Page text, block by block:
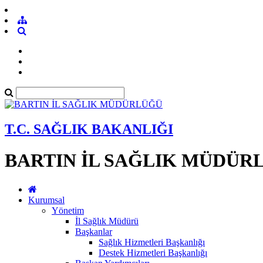
T.C. SAĞLIK BAKANLIĞI
BARTIN İL SAĞLIK
Kurumsal
Yönetim
İl Sağlık Müdürü
Başkanlar
Sağlık Hizmetleri Başkanlığı
Destek Hizmetleri Başkanlığı